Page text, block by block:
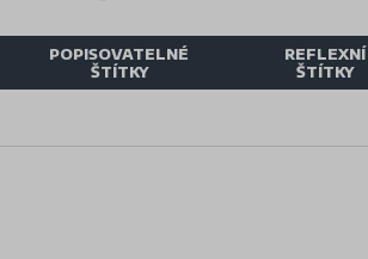
POPISOVATELNÉ
ŠTÍTKY
REFLEXNÍ
ŠTÍTKY